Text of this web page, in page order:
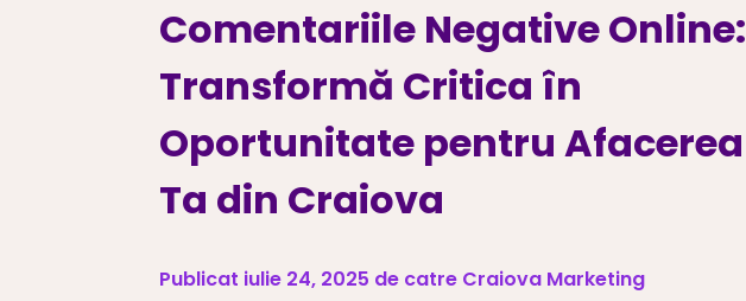
Comentariile Negative Online:
Transformă Critica în
Oportunitate pentru Afacerea
Ta din Craiova
Publicat iulie 24, 2025 de catre Craiova Marketing